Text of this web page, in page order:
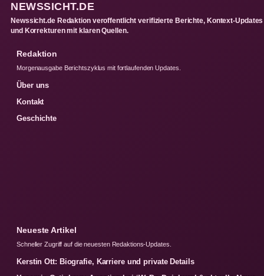
NEWSSICHT.DE
Newssicht.de Redaktion veroffentlicht verifizierte Berichte, Kontext-Updates
und Korrekturen mit klaren Quellen.
Redaktion
Morgenausgabe Berichtszyklus mit fortlaufenden Updates.
Über uns
Kontakt
Geschichte
Neueste Artikel
Schneller Zugriff auf die neuesten Redaktions-Updates.
Kerstin Ott: Biografie, Karriere und private Details